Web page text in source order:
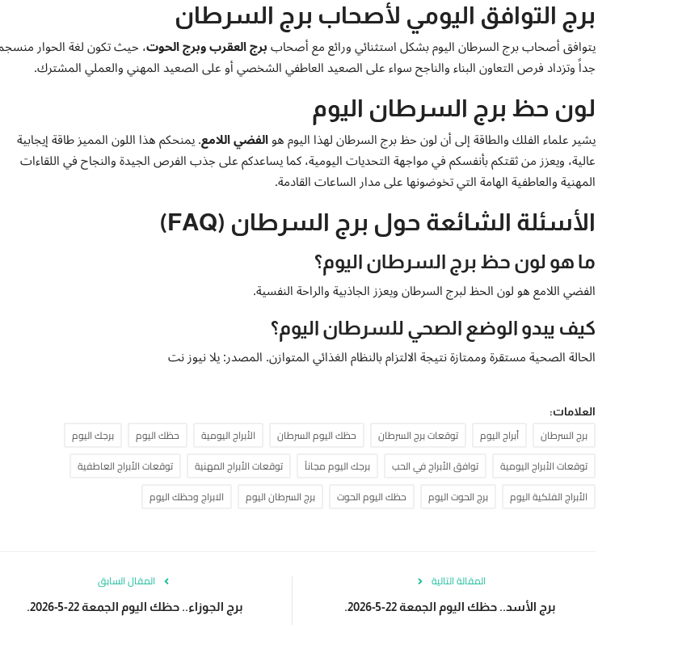
برج التوافق اليومي لأصحاب برج السرطان
يتوافق أصحاب برج السرطان اليوم بشكل استثنائي ورائع مع أصحاببرج العقرب وبرج الحوت، حيث تكون لغة الحوار
جداً وتزداد فرص التعاون البناء والناجح سواء على الصعيد العاطفي الشخصي أو على الصعيد المهني والعملي المشترك.
لون حظ برج السرطان اليوم
يشير علماء الفلك والطاقة إلى أن لون حظ برج السرطان لهذا اليوم هوالفضي اللامع. يمنحكم هذا اللون المميز طاقة إيجابية
عالية، ويعزز من ثقتكم بأنفسكم في مواجهة التحديات اليومية، كما يساعدكم على جذب الفرص الجيدة والنجاح في اللقاءات
المهنية والعاطفية الهامة التي تخوضونها على مدار الساعات القادمة.
الأسئلة الشائعة حول برج السرطان (FAQ)
ما هو لون حظ برج السرطان اليوم؟
الفضي اللامع هو لون الحظ لبرج السرطان ويعزز الجاذبية والراحة النفسية.
كيف يبدو الوضع الصحي للسرطان اليوم؟
الحالة الصحية مستقرة وممتازة نتيجة الالتزام بالنظام الغذائي المتوازن. المصدر: يلا نيوز نت
العلامات:
برج السرطان أبراج اليوم توقعات برج السرطان حظك اليوم السرطان الأبراج اليومية حظك اليوم
برجك اليوم
توقعات الأبراج اليومية
توافق الأبراج في الحب برجك اليوم مجاناً توقعات الأبراج المهنية
توقعات الأبراج العاطفية
الأبراج الفلكية اليوم
برج الحوت اليوم حظك اليوم الحوت برج السرطان اليوم الابراج وحظك اليوم
المقال السابق
برج الجوزاء.. حظك اليوم الجمعة 22-5-2026.
المقالة التالية
برج الأسد.. حظك اليوم الجمعة 22-5-2026.